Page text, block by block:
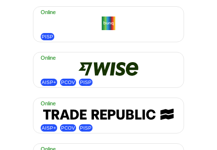
Online
PISP
Online
AISP+ PCOV PISP
Online
AISP+ PCOV PISP